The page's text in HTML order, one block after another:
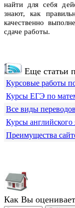
найти для себя
знают, как
качественно
сдаче работы.
Еще статьи
Курсовые работы
Курсы ЕГЭ по
Все виды
Курсы английского
Преимущества
Как Вы